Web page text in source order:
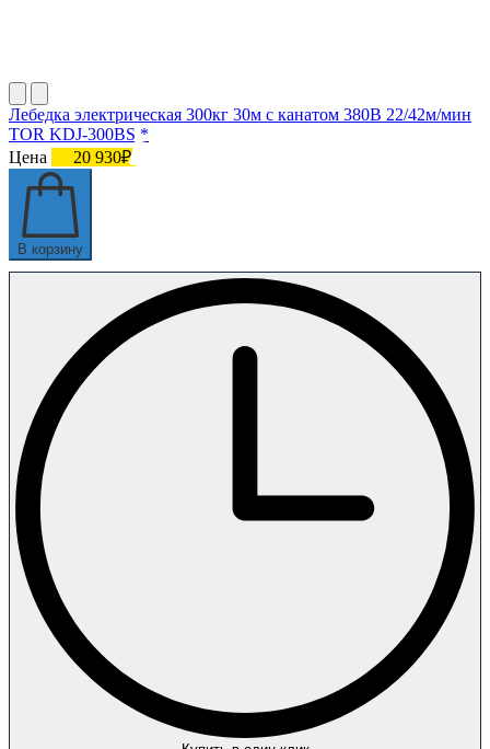
Лебедка электрическая 300кг 30м с канатом 380В 22/42м/мин
TOR KDJ-300BS *
Цена
20 930₽
В корзину